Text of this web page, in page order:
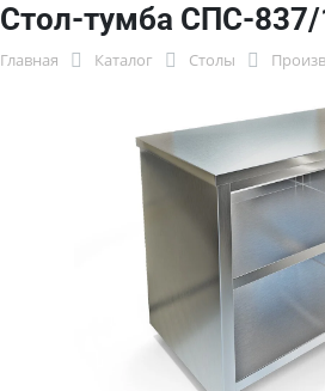
Стол-тумба СПС-
Главная Каталог Столы